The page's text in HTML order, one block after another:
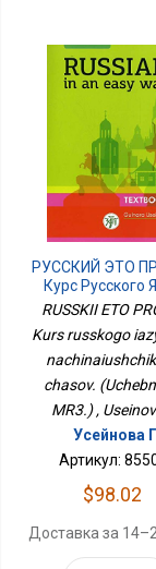
РУССКИЙ ЭТО
Курс Русского
Для
Часов.
МР3.)
RUSSKII ETO
Kurs russkogo
chasov.
MR3.) ,
Усейнова
Артикул:
$98.02
Доставка за